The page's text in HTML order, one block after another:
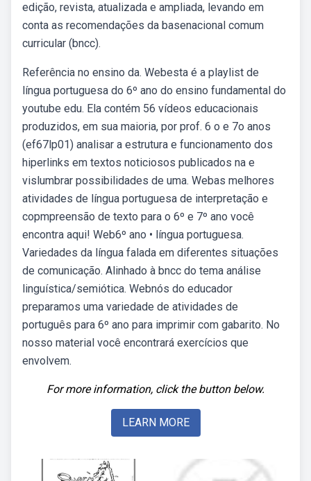
edição, revista, atualizada e ampliada, levando em
conta as recomendações da basenacional comum
curricular (bncc).
Referência no ensino da. Webesta é a playlist de
língua portuguesa do 6º ano do ensino fundamental do
youtube edu. Ela contém 56 vídeos educacionais
produzidos, em sua maioria, por prof. 6 o e 7o anos
(ef67lp01) analisar a estrutura e funcionamento dos
hiperlinks em textos noticiosos publicados na e
vislumbrar possibilidades de uma. Webas melhores
atividades de língua portuguesa de interpretação e
copmpreensão de texto para o 6º e 7º ano você
encontra aqui! Web6º ano • língua portuguesa.
Variedades da língua falada em diferentes situações
de comunicação. Alinhado à bncc do tema análise
linguística/semiótica. Webnós do educador
preparamos uma variedade de atividades de
português para 6º ano para imprimir com gabarito. No
nosso material você encontrará exercícios que
envolvem.
For more information, click the button below.
LEARN MORE